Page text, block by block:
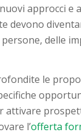
approcci e
devono
delle
le
attivare
l’offerta